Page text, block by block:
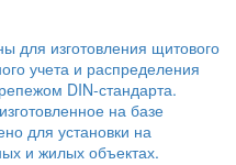
для изготовления щитового
учета и распределения
DIN-стандарта.
на базе
для установки на
и жилых объектах.